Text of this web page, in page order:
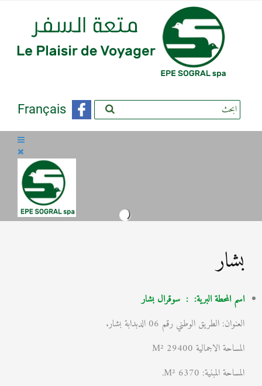
Français
بشار
اسم المحطة البرية: : سوقرال بشار
العنوان: الطريق الوطني رقم 06 الدبدابة بشار.
المساحة الاجمالية 29400 M²
المساحة المبنية: 6370 M².